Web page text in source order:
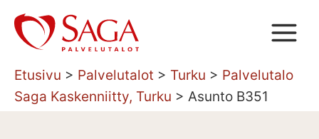
Siirry
sisältöön
Etusivu > Palvelutalot > Turku > Palvelutalo
Saga Kaskenniitty, Turku > Asunto B351